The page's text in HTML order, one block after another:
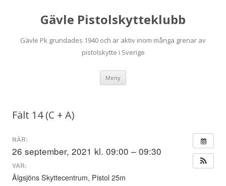
Gävle Pistolskytteklubb
Gävle Pk grundades 1940 och är aktiv inom många grenar av
pistolskytte i Sverige
Meny
Fält 14 (C + A)
NÄR:
26 september, 2021 kl. 09:00 – 09:30
VAR:
Älgsjöns Skyttecentrum, Pistol 25m